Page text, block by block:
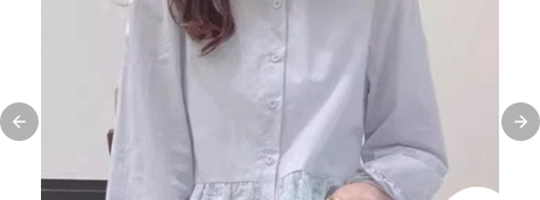
Previous slide